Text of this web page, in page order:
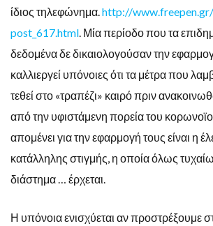
ίδιος τηλεφώνημα.http://
post_617.html. Μία περίοδο που τα
δεδομένα δε δικαιολογούσαν την
καλλιεργεί υπόνοιες ότι τα μέτρα που
τεθεί στο «τραπέζι» καιρό πριν
από την υφιστάμενη πορεία του
απομένει για την εφαρμογή τους είναι η
κατάλληλης στιγμής, η οποία όλως
διάστημα … έρχεται.
Η υπόνοια ενισχύεται αν προστρέξουμε